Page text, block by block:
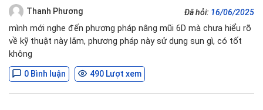
Thanh Phương Đã hỏi: 16/06/2025
mình mới nghe đến phương pháp nâng mũi 6D mà chưa hiểu rõ
về kỹ thuật này lắm, phương pháp này sử dụng sụn gì, có tốt
không
0 Bình luận 490 Lượt xem